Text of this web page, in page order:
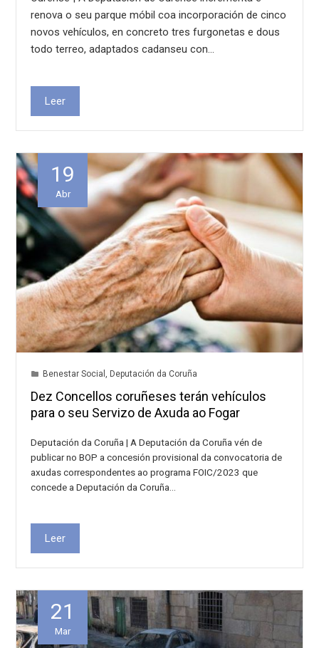
renova o seu parque móbil coa incorporación de cinco
novos vehículos, en concreto tres furgonetas e dous
todo terreo, adaptados cadanseu con…
Leer
19
Abr
Benestar Social , Deputación da Coruña
Dez Concellos coruñeses terán vehículos
para o seu Servizo de Axuda ao Fogar
Deputación da Coruña | A Deputación da Coruña vén de
publicar no BOP a concesión provisional da convocatoria de
axudas correspondentes ao programa FOIC/2023 que
concede a Deputación da Coruña…
Leer
21
Mar